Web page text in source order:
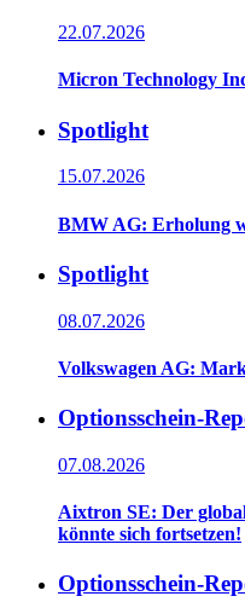
22.07.2026
Micron Technology
Spotlight
15.07.2026
BMW AG: Erholung
Spotlight
08.07.2026
Volkswagen AG:
Optionsschein-
07.08.2026
Aixtron SE: Der
könnte sich fortsetzen!
Optionsschein-